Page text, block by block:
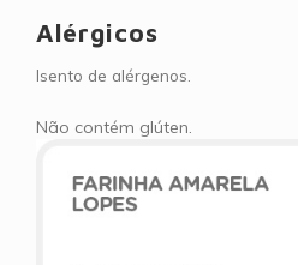
Alérgicos
Isento de alérgenos.
Não contém glúten.